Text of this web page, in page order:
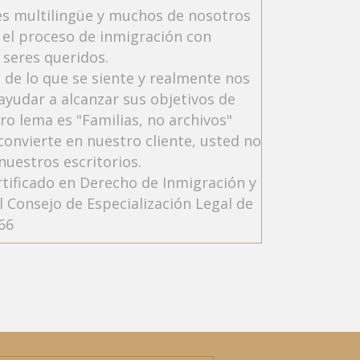
a
y
u
d
a
?
*
multilingüe y muchos de nosotros
proceso de inmigración con
queridos.
de lo que se siente y realmente nos
a alcanzar sus objetivos de
lema es "Familias, no archivos"
en nuestro cliente, usted no
escritorios.
en Derecho de Inmigración y
de Especialización Legal de